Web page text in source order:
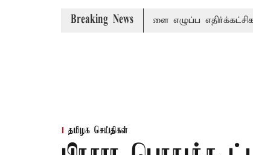
Breaking News
பல்வேறு பிரச்சினைகளை எழுப்ப எதிர்க்கட்சிகள்
தமிழக செய்திகள்